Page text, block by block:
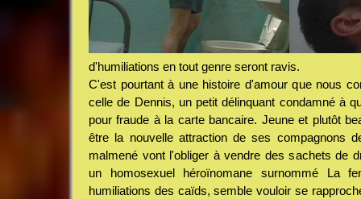
d'humiliations en tout genre seront ravis.
C'est pourtant à une histoire d'amour que nous
celle de Dennis, un petit délinquant condamné à
pour fraude à la carte bancaire. Jeune et plutôt
être la nouvelle attraction de ses compagnons
malmené vont l'obliger à vendre des sachets de
un homosexuel héroïnomane surnommé La
humiliations des caïds, semble vouloir se